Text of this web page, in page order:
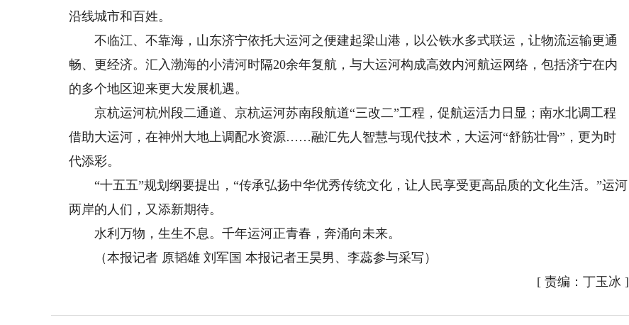
沿线城市和百姓。
不临江、不靠海，山东济宁依托大运河之便建起梁山港，以公铁水多式联运，让物流运输更通
畅、更经济。汇入渤海的小清河时隔20余年复航，与大运河构成高效内河航运网络，包括济宁在内
的多个地区迎来更大发展机遇。
京杭运河杭州段二通道、京杭运河苏南段航道“三改二”工程，促航运活力日显；南水北调工程
借助大运河，在神州大地上调配水资源……融汇先人智慧与现代技术，大运河“舒筋壮骨”，更为时
代添彩。
“十五五”规划纲要提出，“传承弘扬中华优秀传统文化，让人民享受更高品质的文化生活。”运河
两岸的人们，又添新期待。
水利万物，生生不息。千年运河正青春，奔涌向未来。
（本报记者 原韬雄 刘军国 本报记者王昊男、李蕊参与采写）
[ 责编：丁玉冰 ]